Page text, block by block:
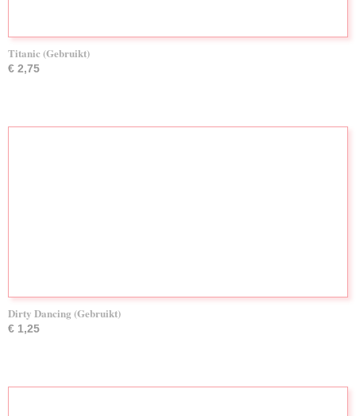
Titanic (Gebruikt)
€ 2,75
Dirty Dancing (Gebruikt)
€ 1,25